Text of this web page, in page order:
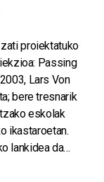
proiektatuko
Passing
Lars Von
bere tresnarik
eskolak
ikastaroetan.
lankidea da…